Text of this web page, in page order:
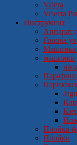
Valera
Velecta
Инструмент
Аппарат
Голова
Машинка
машинки
Плойка-
Плойки